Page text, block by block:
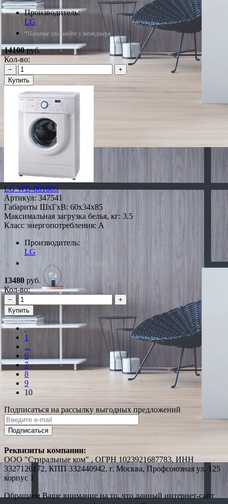
Производитель:
LG
*Наличие уточняйте у менеджера
14100руб.
Кол-во:
−
+
Купить
LG WD-80180S
Артикул: 347541
Габариты ШxГxВ: 60x34x85
Максимальная загрузка белья, кг: 3.5
Класс энергопотребления: A
Производитель:
LG
*Наличие уточняйте у менеджера
13480 руб.
Кол-во:
−
+
Купить
1
...
6
7
8
9
10
Подписаться на рассылку выгодных предложений
Подписаться
Реквизиты компании:
ООО "Стиральные ком" , ОГРН 1023921687783, ИНН
3327126172, КПП 332440942, г. Москва, Профсоюзная ул. 125
корпус 1
Обращаем Ваше внимание на то, что данный интернет-сайт